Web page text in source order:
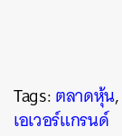
Tags:ตลาดหุ้น,
เอเวอร์แกรนด์